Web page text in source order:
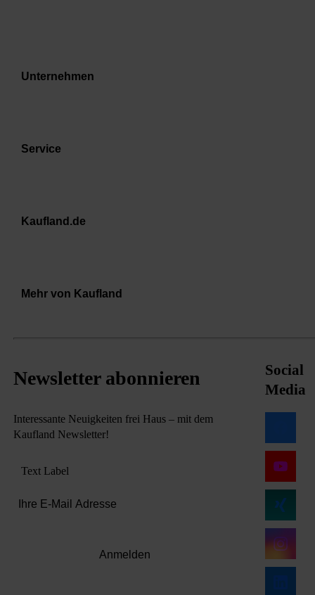
Unternehmen
Service
Kaufland.de
Mehr von Kaufland
Newsletter abonnieren
Interessante Neuigkeiten frei Haus – mit dem
Kaufland Newsletter!
Text Label
Anmelden
Social
Media